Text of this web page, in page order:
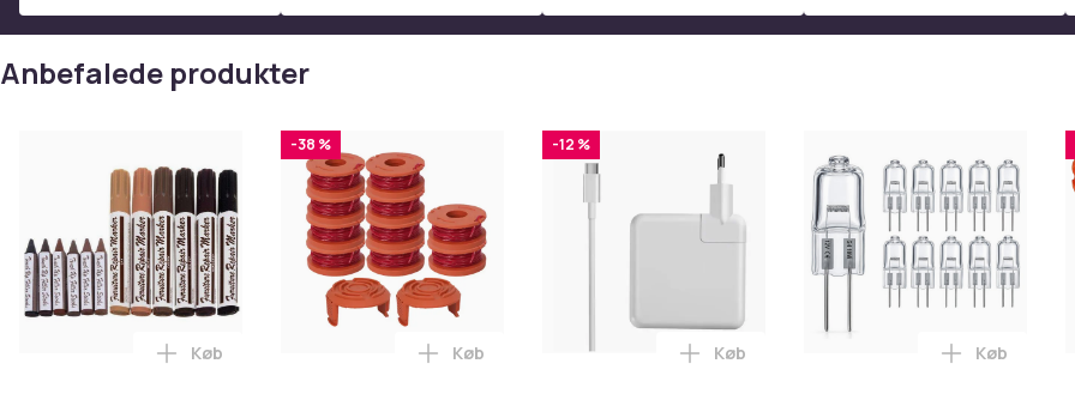
Anbefalede produkter
Læg Reparationspen til møbler og paneler - 12-pak i kurven
Køb
-38 %
Læg Udskiftning til Worx trådtrimmer i kurven
Køb
-12 %
Læg Oplader til Macbook /
Køb Læg G4
Køb